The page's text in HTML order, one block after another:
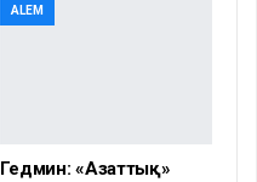
ALEM
Гедмин: «Азаттық»